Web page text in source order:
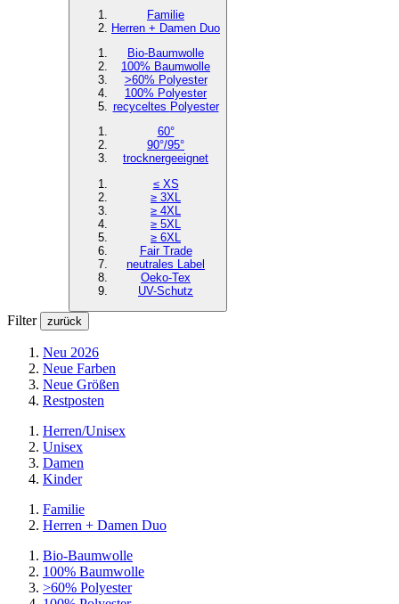
Familie
Herren + Damen Duo
Bio-Baumwolle
100% Baumwolle
>60% Polyester
100% Polyester
recyceltes Polyester
60°
90°/95°
trocknergeeignet
≤ XS
≥ 3XL
≥ 4XL
≥ 5XL
≥ 6XL
Fair Trade
neutrales Label
Oeko-Tex
UV-Schutz
Filter zurück
Neu 2026
Neue Farben
Neue Größen
Restposten
Herren/Unisex
Unisex
Damen
Kinder
Familie
Herren + Damen Duo
Bio-Baumwolle
100% Baumwolle
>60% Polyester